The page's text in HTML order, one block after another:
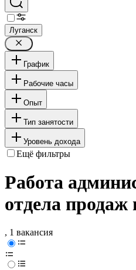
Луганск
График
Рабочие часы
Опыт
Тип занятости
Уровень дохода
Ещё фильтры
Работа
отдела продаж
, 1 вакансия